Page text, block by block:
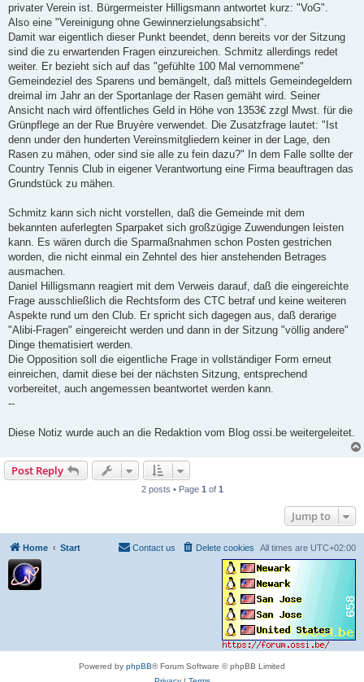
privater Verein ist. Bürgermeister Hilligsmann antwortet kurz: "VoG".
Also eine "Vereinigung ohne Gewinnerzielungsabsicht".
Damit war eigentlich dieser Punkt beendet, denn bereits vor der Sitzung
sind die zu erwartenden Fragen einzureichen. Schmitz allerdings redet
weiter. Er bezieht sich auf das "gefühlte 100 Mal vernommene"
Gemeindeziel des Sparens und bemängelt, daß mittels Gemeindegeldern
dreimal im Jahr an der Sportanlage der Rasen gemäht wird. Seiner
Ansicht nach wird öffentliches Geld in Höhe von 1353€ zzgl Mwst. für die
Grünpflege an der Rue Bruyère verwendet. Die Zusatzfrage lautet: "Ist
denn under den hunderten Vereinsmitgliedern keiner in der Lage, den
Rasen zu mähen, oder sind sie alle zu fein dazu?" In dem Falle sollte der
Country Tennis Club in eigener Verantwortung eine Firma beauftragen das
Grundstück zu mähen.
Schmitz kann sich nicht vorstellen, daß die Gemeinde mit dem
bekannten auferlegten Sparpaket sich großzügige Zuwendungen leisten
kann. Es wären durch die Sparmaßnahmen schon Posten gestrichen
worden, die nicht einmal ein Zehntel des hier anstehenden Betrages
ausmachen.
Daniel Hilligsmann reagiert mit dem Verweis darauf, daß die eingereichte
Frage ausschließlich die Rechtsform des CTC betraf und keine weiteren
Aspekte rund um den Club. Er spricht sich dagegen aus, daß derarige
"Alibi-Fragen" eingereicht werden und dann in der Sitzung "völlig andere"
Dinge thematisiert werden.
Die Opposition soll die eigentliche Frage in vollständiger Form erneut
einreichen, damit diese bei der nächsten Sitzung, entsprechend
vorbereitet, auch angemessen beantwortet werden kann.
--
Diese Notiz wurde auch an die Redaktion vom Blog ossi.be weitergeleitet.
Post Reply
2 posts • Page 1 of 1
Jump to
Home Start All times are UTC+02:00
Delete cookies
Contact us
Powered by phpBB® Forum Software © phpBB Limited